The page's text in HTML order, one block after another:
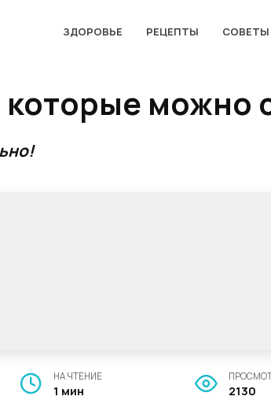
ЗДОРОВЬЕ РЕЦЕПТЫ СОВЕТЫ
которые можно
НА ЧТЕНИЕ
1 мин 2130